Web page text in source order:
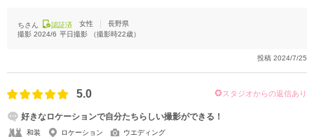
ちさん 認証済 女性
長野県
撮影 2024/6 平日撮影 （撮影時22歳）
投稿 2024/7/25
5.0 スタジオからの返信あり
好きなロケーションで自分たちらしい撮影ができる！
和装 ロケーション ウエディング